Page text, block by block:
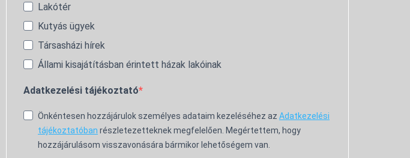
Lakótér
Kutyás ügyek
Társasházi hírek
Állami kisajátításban érintett házak lakóinak
Adatkezelési tájékoztató
Önkéntesen hozzájárulok személyes adataim kezeléséhez az Adatkezelési
tájékoztatóban részletezetteknek megfelelően. Megértettem, hogy
hozzájárulásom visszavonására bármikor lehetőségem van.